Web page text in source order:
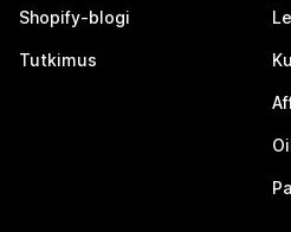
Shopify-blogi
Tutkimus